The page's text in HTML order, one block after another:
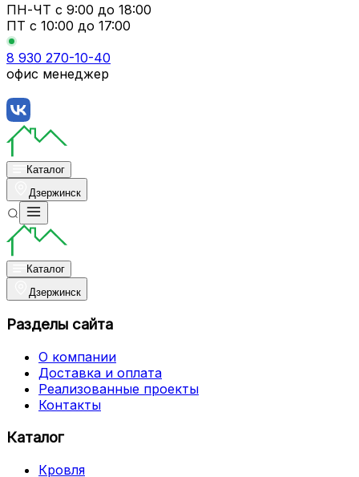
ПН-ЧТ с 9:00 до 18:00
ПТ с 10:00 до 17:00
8 930 270-10-40
офис менеджер
Каталог
Дзержинск
Каталог
Дзержинск
Разделы сайта
О компании
Доставка и оплата
Реализованные проекты
Контакты
Каталог
Кровля